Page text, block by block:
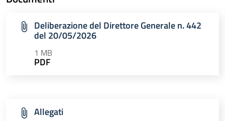
Deliberazione del Direttore Generale n. 442
del 20/05/2026
1 MB
PDF
Allegati